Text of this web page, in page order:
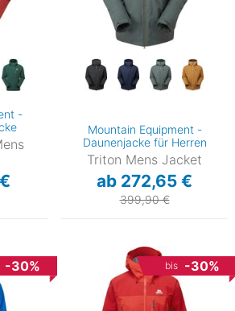
-
Mountain Equipment -
Daunenjacke für Herren
Triton Mens Jacket
ab 272,65 €
399,90 €
-30% bis -30%